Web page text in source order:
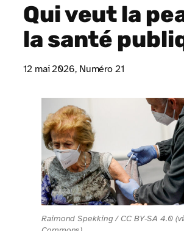
Qui veut la
la santé
12 mai 2026, Numéro 21
Raimond Spekking / CC BY-SA 4.0